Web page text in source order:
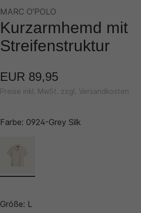
MARC O'POLO
Kurzarmhemd mit
Streifenstruktur
EUR 89,95
Preise inkl. MwSt. zzgl. Versandkosten
Farbe: 0924-Grey Silk
Größe: L